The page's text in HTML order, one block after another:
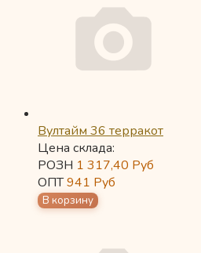
Вултайм 36 терракот
Цена склада:
РОЗН 1 317,40 Руб
ОПТ941 Руб